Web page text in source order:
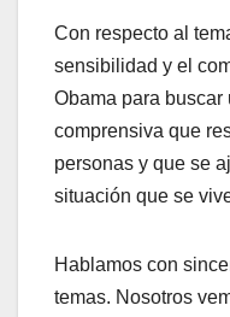
Con respecto al
sensibilidad y el
Obama para
comprensiva que
personas y que se
situación que se
Hablamos con
temas. Nosotros